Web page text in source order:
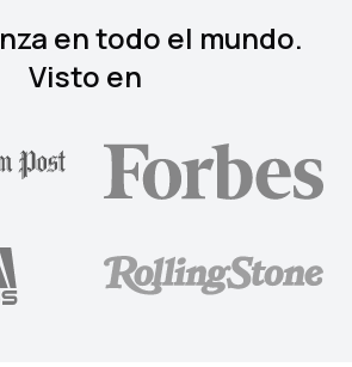
en todo el mundo.
Visto en